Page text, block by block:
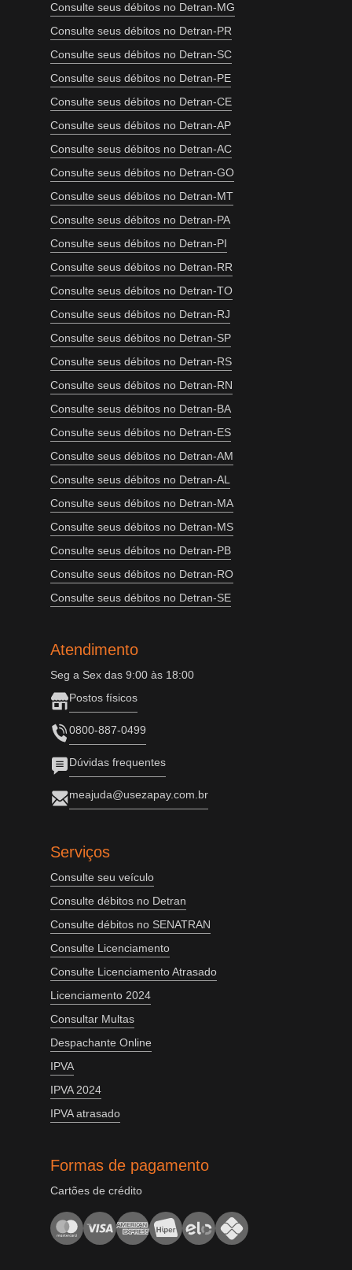
Consulte seus débitos no Detran-MG
Consulte seus débitos no Detran-PR
Consulte seus débitos no Detran-SC
Consulte seus débitos no Detran-PE
Consulte seus débitos no Detran-CE
Consulte seus débitos no Detran-AP
Consulte seus débitos no Detran-AC
Consulte seus débitos no Detran-GO
Consulte seus débitos no Detran-MT
Consulte seus débitos no Detran-PA
Consulte seus débitos no Detran-PI
Consulte seus débitos no Detran-RR
Consulte seus débitos no Detran-TO
Consulte seus débitos no Detran-RJ
Consulte seus débitos no Detran-SP
Consulte seus débitos no Detran-RS
Consulte seus débitos no Detran-RN
Consulte seus débitos no Detran-BA
Consulte seus débitos no Detran-ES
Consulte seus débitos no Detran-AM
Consulte seus débitos no Detran-AL
Consulte seus débitos no Detran-MA
Consulte seus débitos no Detran-MS
Consulte seus débitos no Detran-PB
Consulte seus débitos no Detran-RO
Consulte seus débitos no Detran-SE
Atendimento
Seg a Sex das 9:00 às 18:00
Postos físicos
0800-887-0499
Dúvidas frequentes
meajuda@usezapay.com.br
Serviços
Consulte seu veículo
Consulte débitos no Detran
Consulte débitos no SENATRAN
Consulte Licenciamento
Consulte Licenciamento Atrasado
Licenciamento 2024
Consultar Multas
Despachante Online
IPVA
IPVA 2024
IPVA atrasado
Formas de pagamento
Cartões de crédito